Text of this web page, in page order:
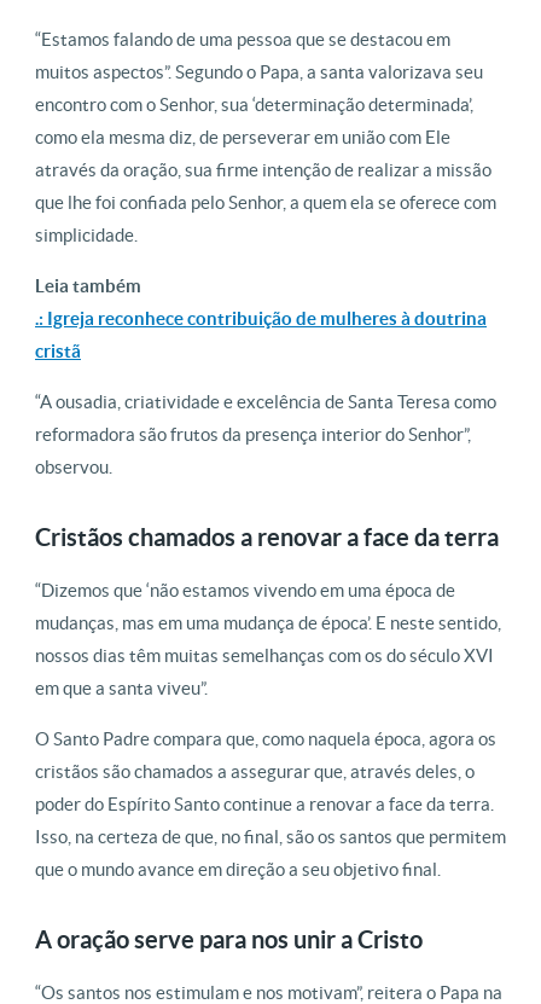
“Estamos falando de uma pessoa que se destacou em
muitos aspectos”. Segundo o Papa, a santa valorizava seu
encontro com o Senhor, sua ‘determinação determinada’,
como ela mesma diz, de perseverar em união com Ele
através da oração, sua firme intenção de realizar a missão
que lhe foi confiada pelo Senhor, a quem ela se oferece com
simplicidade.
Leia também
.: Igreja reconhece contribuição de mulheres à doutrina
cristã
“A ousadia, criatividade e excelência de Santa Teresa como
reformadora são frutos da presença interior do Senhor”,
observou.
Cristãos chamados a renovar a face da terra
“Dizemos que ‘não estamos vivendo em uma época de
mudanças, mas em uma mudança de época’. E neste sentido,
nossos dias têm muitas semelhanças com os do século XVI
em que a santa viveu”.
O Santo Padre compara que, como naquela época, agora os
cristãos são chamados a assegurar que, através deles, o
poder do Espírito Santo continue a renovar a face da terra.
Isso, na certeza de que, no final, são os santos que permitem
que o mundo avance em direção a seu objetivo final.
A oração serve para nos unir a Cristo
“Os santos nos estimulam e nos motivam”, reitera o Papa na